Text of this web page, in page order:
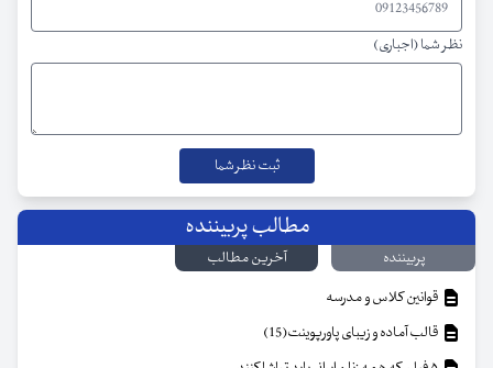
نظر شما (اجباری)
مطالب پربیننده
پربیننده
آخرین مطالب
قوانین کلاس و مدرسه
قالب آماده و زیبای پاورپوینت(15)